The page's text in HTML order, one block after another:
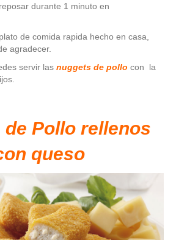
durante 1 minuto en
de comida rapida hecho en casa,
agradecer.
servir las nuggets de pollo con la
de Pollo rellenos
queso